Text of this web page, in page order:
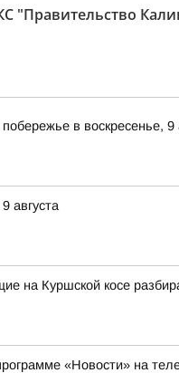
"Правительство
в воскресенье, 9
августа
на Куршской косе
«Новости» на